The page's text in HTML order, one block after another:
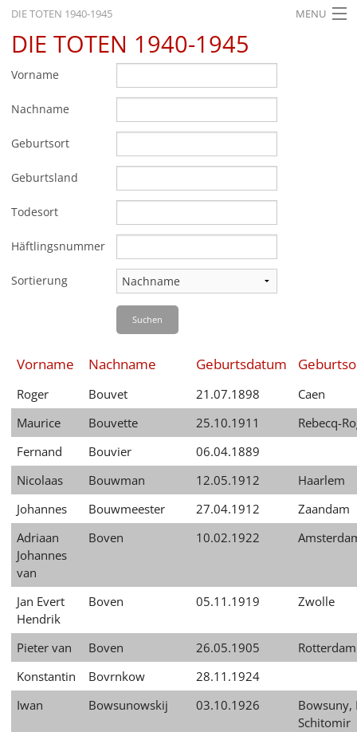
DIE TOTEN 1940-1945 MENU
STARTSEITE
AKTUELLES
AUSSTELLUNGEN
GESCHICHTE
BILDUNG
FORSCHUNG
SERVICE
Zurück
Deutsch
English
Français
Dansk
Español
Italiano
Nederlands
Português
Yкраїнський
Русский
Gebärdensprache Leichte Sprache
DIE TOTEN 1940-1945
Vorname
Nachname
Geburtsort
Geburtsland
Todesort
Häftlingsnummer
Sortierung
Suchen
Vorname Nachname Geburtsdatum
Roger Bouvet 21.07.1898
Caen
Maurice
Bouvette 25.10.1911
Rebecq-
Fernand
Bouvier
06.04.1889
Nicolaas
Bouwman 12.05.1912
Haarlem
Johannes
Bouwmeester 27.04.1912
Zaandam
Adriaan
Johannes
van
Boven 10.02.1922
Jan Evert
Hendrik
Boven 05.11.1919 Zwolle
Pieter van Boven 26.05.1905
Rotterdam
Konstantin
Bovrnkow
28.11.1924
Iwan
Bowsunowskij 03.10.1926
Bowsuny,
Schitomir